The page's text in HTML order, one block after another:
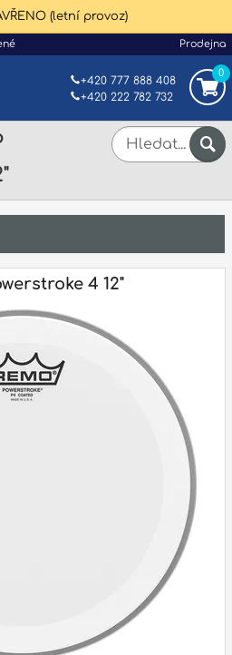
(letní provoz)
Prodejna
0
+420 777 888 408
+420 222 782 732
4 12"